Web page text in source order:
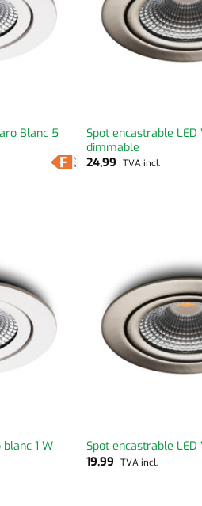
Blanc 5
Spot encastrable
dimmable
24,99 TVA incl.
1 W
Spot encastrable LED
19,99 TVA incl.